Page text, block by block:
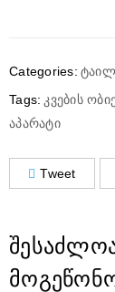
Categories:
Tags: კვების
აპარატი
Tweet